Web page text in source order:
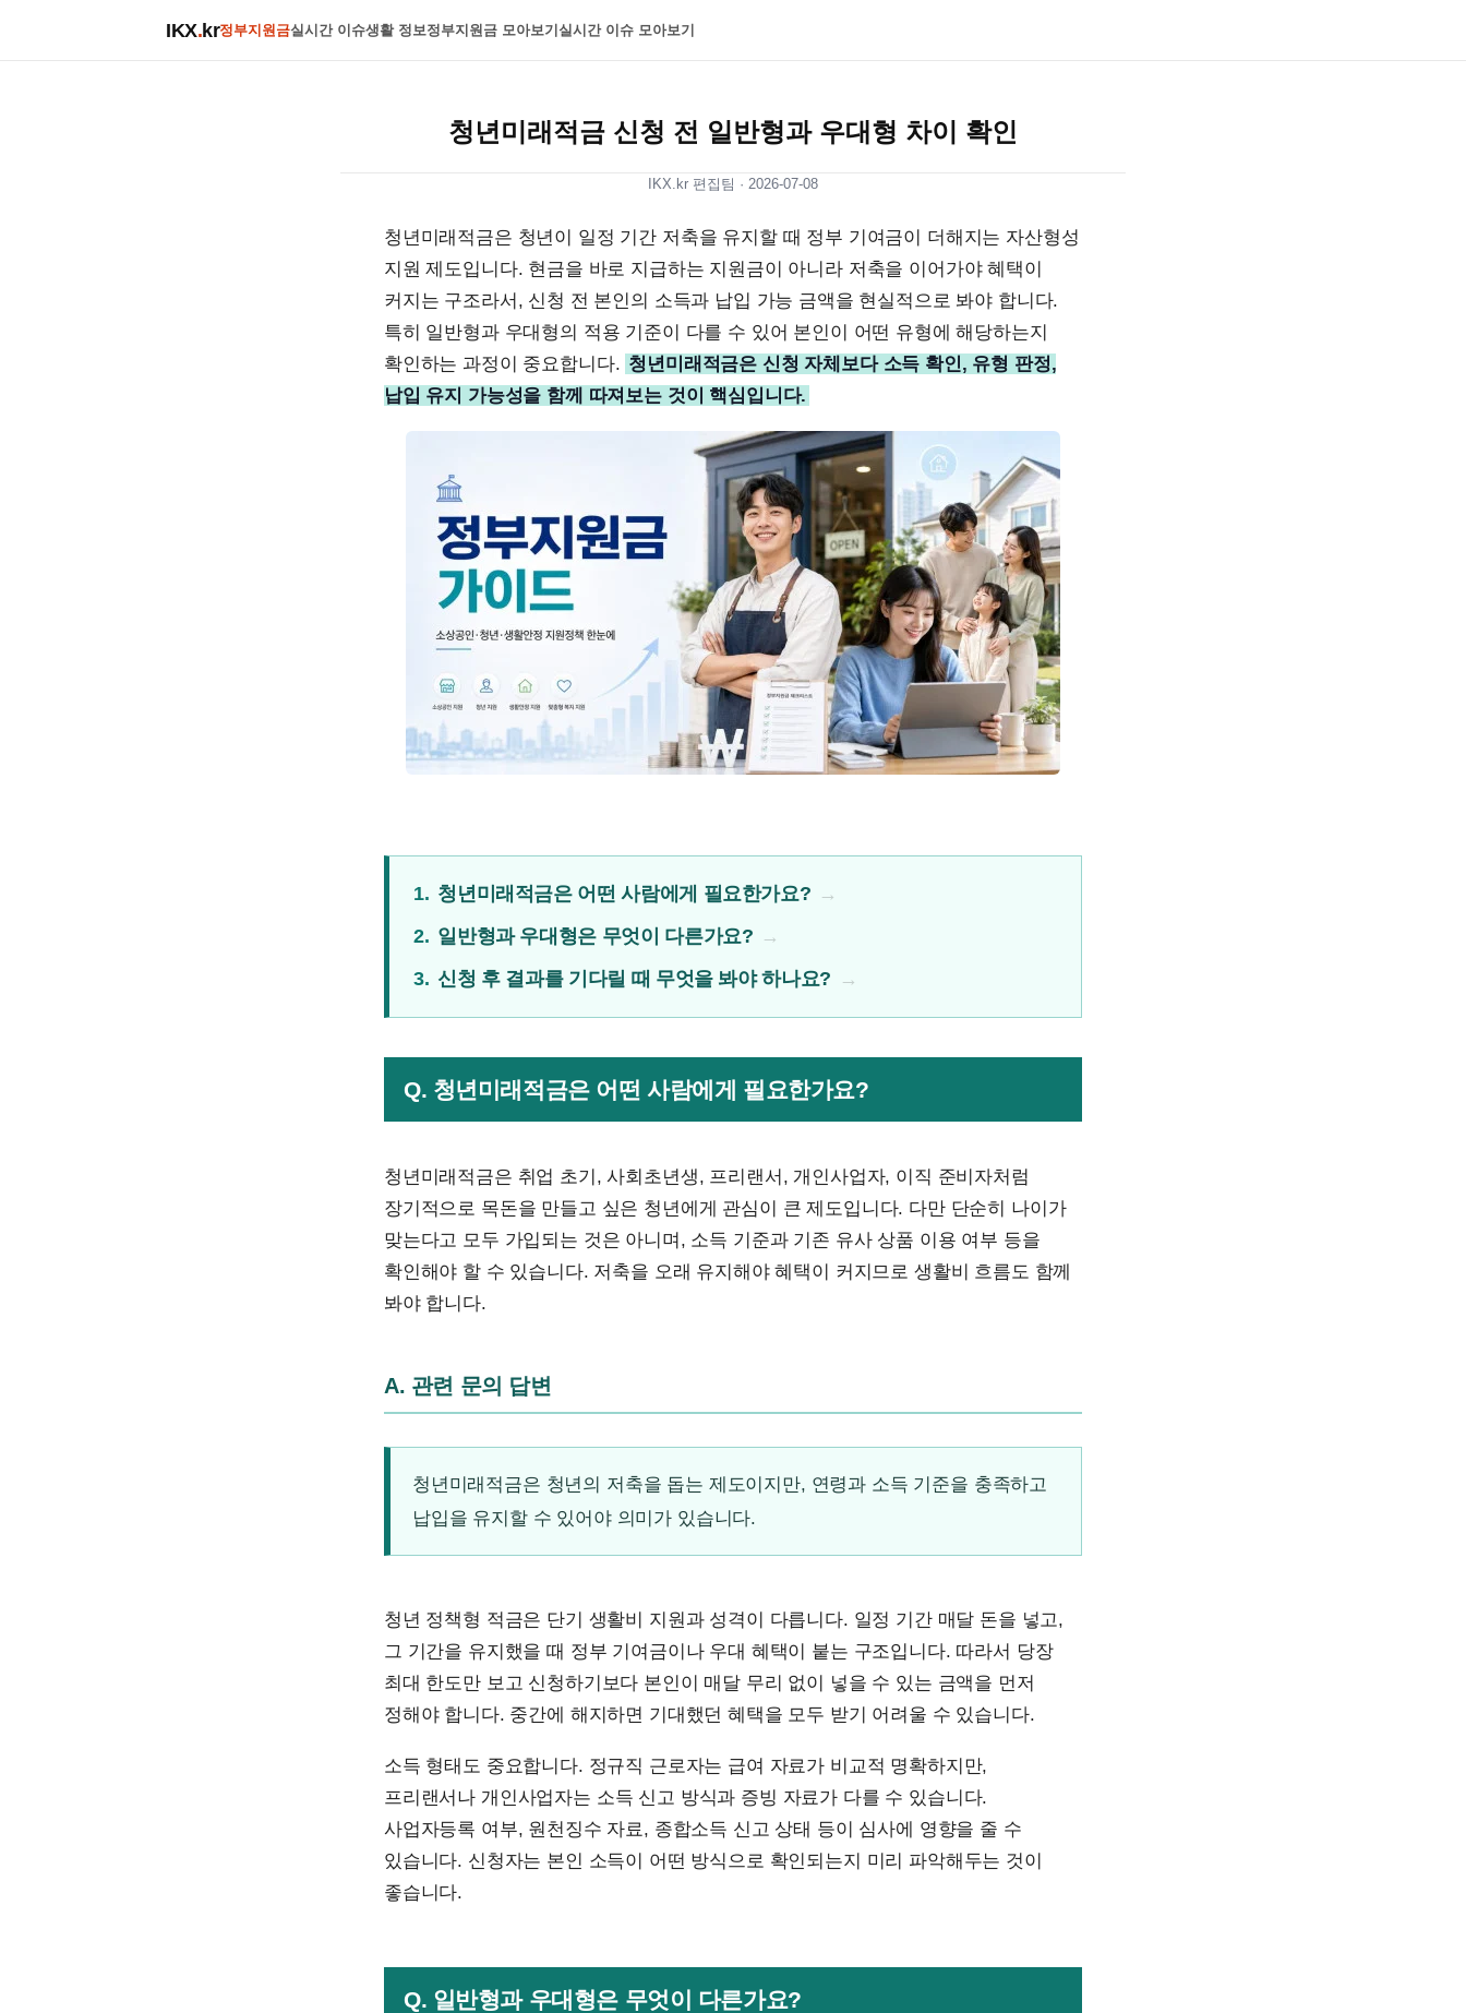
IKX.kr정부지원금실시간 이슈생활 정보정부지원금 모아보기 실시간 이슈 모아보기
청년미래적금 신청 전 일반형과 우대형 차이 확인
IKX.kr 편집팀 · 2026-07-08
청년미래적금은 청년이 일정 기간 저축을 유지할 때 정부 기여금이 더해지는 자산형성
지원 제도입니다. 현금을 바로 지급하는 지원금이 아니라 저축을 이어가야 혜택이
커지는 구조라서, 신청 전 본인의 소득과 납입 가능 금액을 현실적으로 봐야 합니다.
특히 일반형과 우대형의 적용 기준이 다를 수 있어 본인이 어떤 유형에 해당하는지
확인하는 과정이 중요합니다. 청년미래적금은 신청 자체보다 소득 확인, 유형 판정,
납입 유지 가능성을 함께 따져보는 것이 핵심입니다.
1. 청년미래적금은 어떤 사람에게 필요한가요?
2. 일반형과 우대형은 무엇이 다른가요?
3. 신청 후 결과를 기다릴 때 무엇을 봐야 하나요?
Q. 청년미래적금은 어떤 사람에게 필요한가요?
청년미래적금은 취업 초기, 사회초년생, 프리랜서, 개인사업자, 이직 준비자처럼
장기적으로 목돈을 만들고 싶은 청년에게 관심이 큰 제도입니다. 다만 단순히 나이가
맞는다고 모두 가입되는 것은 아니며, 소득 기준과 기존 유사 상품 이용 여부 등을
확인해야 할 수 있습니다. 저축을 오래 유지해야 혜택이 커지므로 생활비 흐름도 함께
봐야 합니다.
A. 관련 문의 답변
청년미래적금은 청년의 저축을 돕는 제도이지만, 연령과 소득 기준을 충족하고
납입을 유지할 수 있어야 의미가 있습니다.
청년 정책형 적금은 단기 생활비 지원과 성격이 다릅니다. 일정 기간 매달 돈을 넣고,
그 기간을 유지했을 때 정부 기여금이나 우대 혜택이 붙는 구조입니다. 따라서 당장
최대 한도만 보고 신청하기보다 본인이 매달 무리 없이 넣을 수 있는 금액을 먼저
정해야 합니다. 중간에 해지하면 기대했던 혜택을 모두 받기 어려울 수 있습니다.
소득 형태도 중요합니다. 정규직 근로자는 급여 자료가 비교적 명확하지만,
프리랜서나 개인사업자는 소득 신고 방식과 증빙 자료가 다를 수 있습니다.
사업자등록 여부, 원천징수 자료, 종합소득 신고 상태 등이 심사에 영향을 줄 수
있습니다. 신청자는 본인 소득이 어떤 방식으로 확인되는지 미리 파악해두는 것이
좋습니다.
Q. 일반형과 우대형은 무엇이 다른가요?